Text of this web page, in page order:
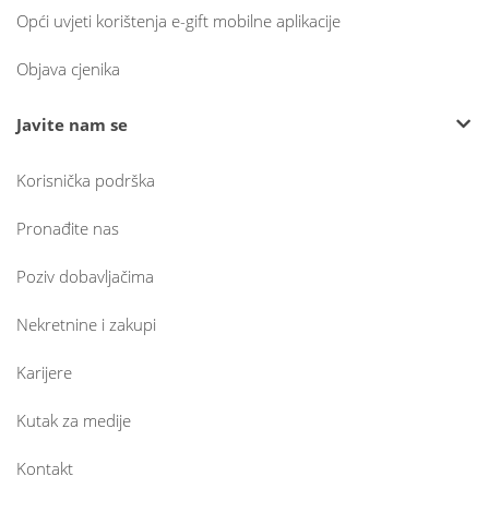
Opći uvjeti korištenja e-gift mobilne aplikacije
Objava cjenika
Javite nam se
Korisnička podrška
Pronađite nas
Poziv dobavljačima
Nekretnine i zakupi
Karijere
Kutak za medije
Kontakt